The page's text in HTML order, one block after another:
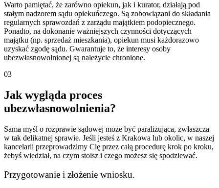
Warto pamiętać, że zarówno opiekun, jak i kurator, działają pod
stałym nadzorem sądu opiekuńczego. Są zobowiązani do składania
regularnych sprawozdań z zarządu majątkiem podopiecznego.
Ponadto, na dokonanie ważniejszych czynności dotyczących
majątku (np. sprzedaż mieszkania), opiekun musi każdorazowo
uzyskać zgodę sądu. Gwarantuje to, że interesy osoby
ubezwłasnowolnionej są należycie chronione.
03
Jak wygląda proces
ubezwłasnowolnienia?
Sama myśl o rozprawie sądowej może być paraliżująca, zwłaszcza
w tak delikatnej sprawie. Jeśli jesteś z Krakowa lub okolic, w naszej
kancelarii przeprowadzimy Cię przez całą procedurę krok po kroku,
żebyś wiedział, na czym stoisz i czego możesz się spodziewać.
Przygotowanie i złożenie wniosku.